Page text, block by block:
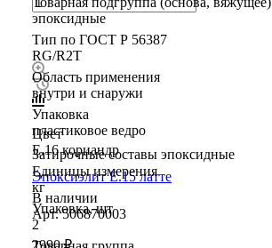
эпоксидные
Тип по ГОСТ Р 56387
RG/R2T
Область применения
внутри и снаружи
Упаковка
пластиковое ведро
Цвет
E.16 кориандр
Единицы измерения
кг
Упаковка, шт
2
Затирочные составы эпоксидные
Эпоксиэлит E.15 латте
В наличии
Арт.506870003
2990 ₽